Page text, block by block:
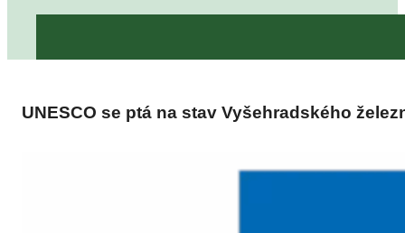
UNESCO se ptá na stav Vyšehradského